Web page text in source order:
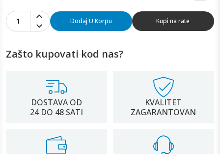
1 Dodaj U Korpu Kupi na rate
Zašto kupovati kod nas?
DOSTAVA OD
24 DO 48 SATI
KVALITET
ZAGARANTOVAN